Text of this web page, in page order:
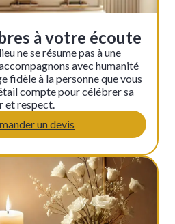
à votre écoute
ne se résume pas à une
avec humanité
fidèle à la personne que vous
compte pour célébrer sa
et respect.
un devis